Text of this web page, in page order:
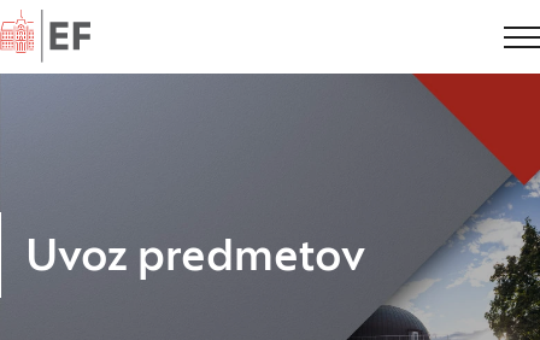
Domov
Uvoz predmetov